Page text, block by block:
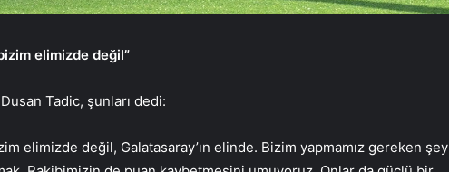
elimizde değil”
Tadic, şunları dedi:
elimizde değil, Galatasaray’ın elinde. Bizim yapmamız gereken şey